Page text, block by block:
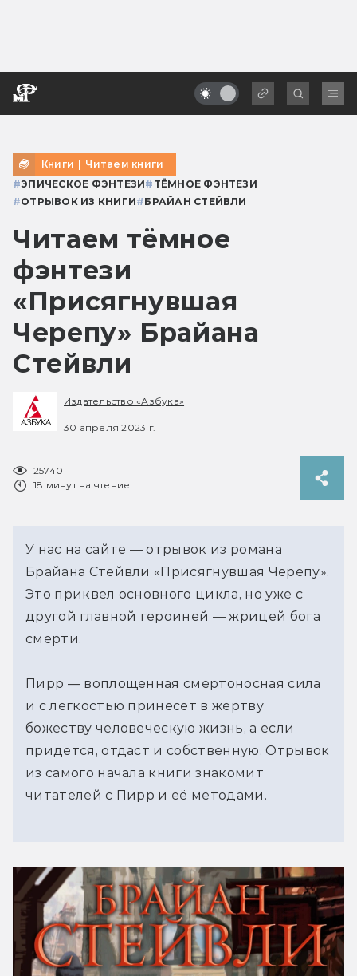
Книги | Читаем книги
#ЭПИЧЕСКОЕ ФЭНТЕЗИ# ТЁМНОЕ ФЭНТЕЗИ
#ОТРЫВОК ИЗ КНИГИ#БРАЙАН СТЕЙВЛИ
Читаем тёмное
фэнтези
«Присягнувшая
Черепу» Брайана
Стейвли
Издательство «Азбука»
30 апреля 2023 г.
25740
18 минут на чтение
У нас на сайте — отрывок из романа
Брайана Стейвли «Присягнувшая Черепу».
Это приквел основного цикла, но уже с
другой главной героиней — жрицей бога
смерти.
Пирр — воплощенная смертоносная сила
и с легкостью принесет в жертву
божеству человеческую жизнь, а если
придется, отдаст и собственную. Отрывок
из самого начала книги знакомит
читателей с Пирр и её методами.